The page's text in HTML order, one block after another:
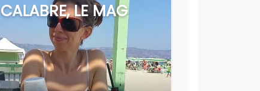
CALABRE, LE MAG